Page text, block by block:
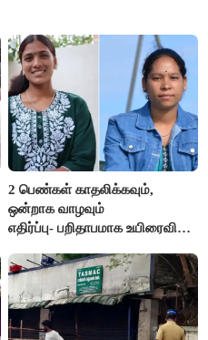
2 பெண்கள் காதலிக்கவும்,
ஒன்றாக வாழவும்
எதிர்ப்பு- பறிதாபமாக உயிரைவிட்ட